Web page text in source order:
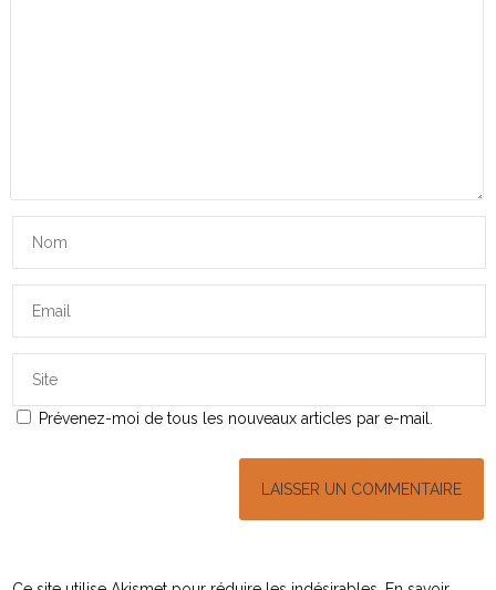
Prévenez-moi de tous les nouveaux articles par e-mail.